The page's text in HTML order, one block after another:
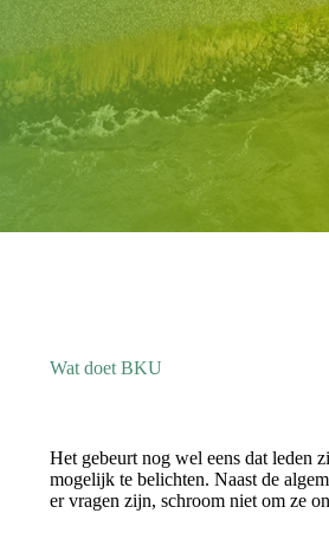
Wat doet BKU
Het gebeurt nog wel eens dat leden
mogelijk te belichten. Naast de
er vragen zijn, schroom niet om ze